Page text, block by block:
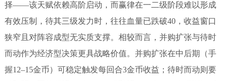
择——该天赋依赖高阶启动，而赢律在一二级阶段难以形成
有效压制，待其三级发力时，往往血量已跌破40，收益窗口
狭窄且对阵容成型无实质支撑。相较而言，并购扩张与待时
而动作为经济型决策更具战略价值。并购扩张在中后期（手
握12–15金币）可稳定触发每回合3金币收益；待时而动则要